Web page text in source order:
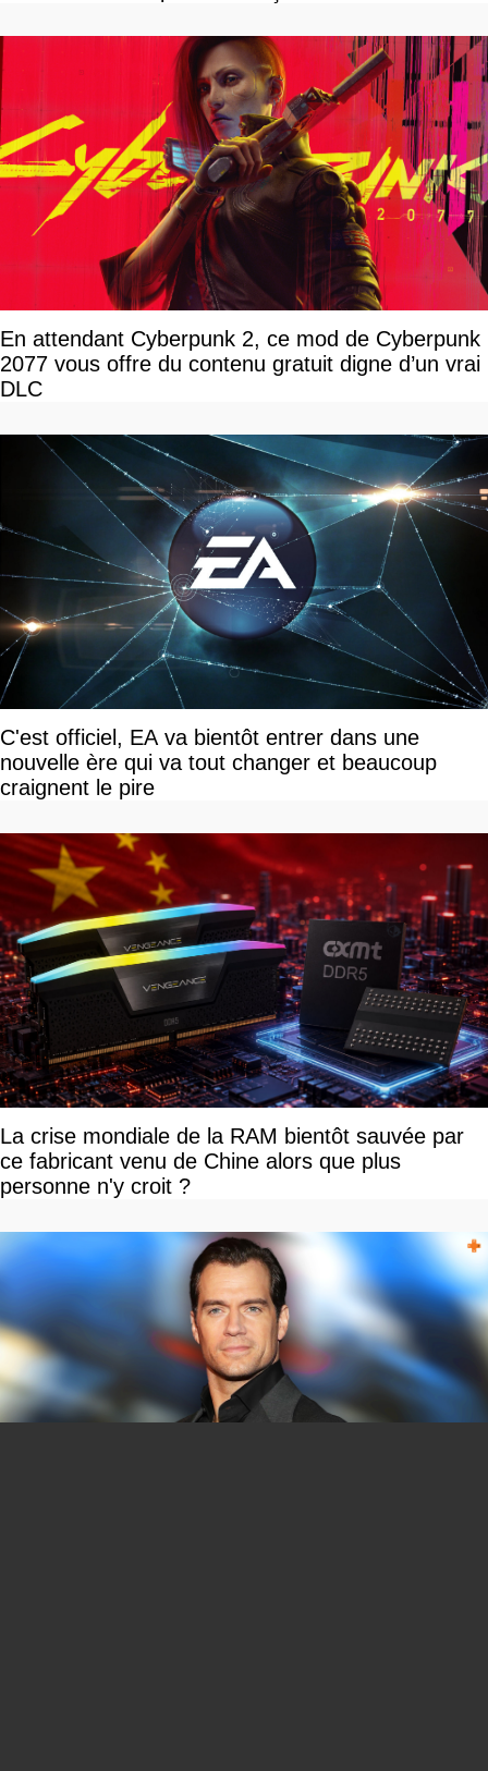
En attendant Cyberpunk 2, ce mod de Cyberpunk
2077 vous offre du contenu gratuit digne d’un vrai
DLC
C'est officiel, EA va bientôt entrer dans une
nouvelle ère qui va tout changer et beaucoup
craignent le pire
La crise mondiale de la RAM bientôt sauvée par
ce fabricant venu de Chine alors que plus
personne n'y croit ?